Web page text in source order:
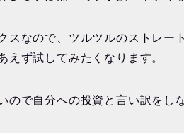
スなので、ツルツルのストレー
えず試してみたくなります。
ので自分への投資と言い訳をし